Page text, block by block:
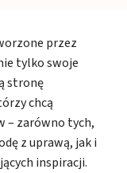
przez
tylko swoje
stronę
chcą
– zarówno tych,
z uprawą, jak i
inspiracji.